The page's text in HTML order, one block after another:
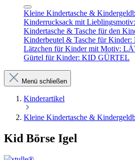
Kleine Kindertasche &
Kinderrucksack mit
Kindertasche & Tasche für den
Kinderbeutel & Tasche für
Lätzchen für Kinder mit Motiv:
Gürtel für Kinder: KID GÜRTEL
Menü schließen
Kinderartikel
Kleine Kindertasche &
Kid Börse Igel